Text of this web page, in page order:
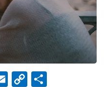
EmailCopy